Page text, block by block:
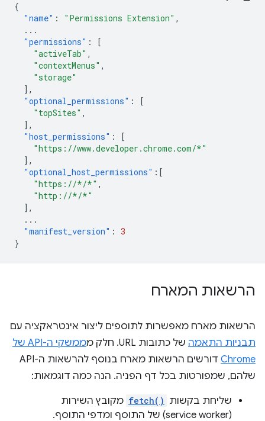
{
"name" : "Permissions Extension" ,
...
"permissions" :
[
"activeTab" ,
"contextMenus" ,
"storage"
],
"optional_permissions" :
[
"topSites" ,
],
"host_permissions" :
[
"https://www.developer.chrome.com/*"
],
"optional_host_permissions" :[
"https://*/*" ,
"http://*/*"
],
...
"manifest_version" : 3
}
הרשאות המארח
הרשאות מארח מאפשרות לתוספים ליצור אינטראקציה עם
תבניות התאמה של כתובות URL. חלק מ
ממשקי ה-API של
Chrome
דורשים הרשאות מארח בנוסף להרשאות ה-API
שלהם, שמפורטות בכל דף הפניה. הנה כמה דוגמאות:
שליחת בקשות fetch() מקובץ השירות
(service worker) של התוסף ומדפי התוסף.